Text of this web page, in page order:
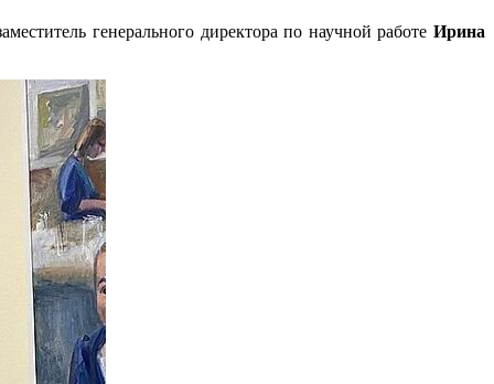
генерального директора по научной работе Ирина